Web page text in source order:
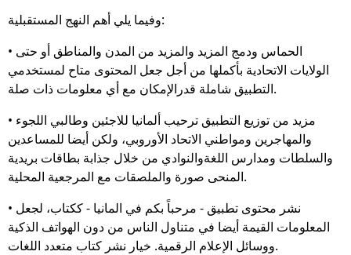
وفيما يلي أهم النهج المستقبلية:
• الحماس ودمج المزيد والمزيد من المدن والمناطق أو حتى
الولايات الاتحادية بأكملها من أجل جعل المحتوى متاح لمستخدمي
التطبيق شاملة قدرالإمكان مع أي معلومات ذات صلة.
• مزيد من توزيع التطبيق ترحيب ألمانيا للاجئين وطالبي اللجوء
والمهاجرين ومواطني الاتحاد الأوروبي، ولكن أيضا للمساعدين
والسلطات ومدارس اللغةوالنوادي من خلال جذابة بطاقات بريدية
المنحى صورة والملصقات مع المرجعية المحلية.
• نشر محتوى تطبيق - مرحباً بكم في المانيا - ككتاب، لجعل
المعلومات القيمة أيضا في متناول الناس من دون الهواتف الذكية
ووسائل الإعلام الرقمية. خيار نشر كتاب متعدد اللغات.